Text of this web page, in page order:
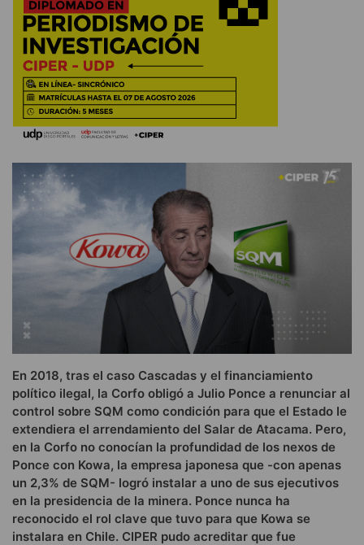
En 2018, tras el caso Cascadas y el financiamiento
político ilegal, la Corfo obligó a Julio Ponce a renunciar al
control sobre SQM como condición para que el Estado le
extendiera el arrendamiento del Salar de Atacama. Pero,
en la Corfo no conocían la profundidad de los nexos de
Ponce con Kowa, la empresa japonesa que -con apenas
un 2,3% de SQM- logró instalar a uno de sus ejecutivos
en la presidencia de la minera. Ponce nunca ha
reconocido el rol clave que tuvo para que Kowa se
instalara en Chile. CIPER pudo acreditar que fue